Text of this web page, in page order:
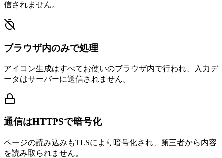
信されません。
ブラウザ内のみで処理
アイコン生成はすべてお使いのブラウザ内で行われ、入力デ
ータはサーバーに送信されません。
通信はHTTPSで暗号化
ページの読み込みもTLSにより暗号化され、第三者から内容
を読み取られません。